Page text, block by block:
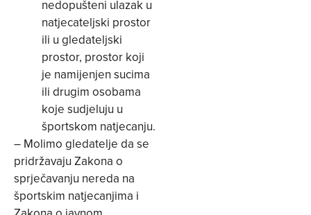
nedopušteni ulazak u
natjecateljski prostor
ili u gledateljski
prostor, prostor koji
je namijenjen sucima
ili drugim osobama
koje sudjeluju u
športskom natjecanju.
– Molimo gledatelje da se
pridržavaju Zakona o
sprječavanju nereda na
športskim natjecanjima i